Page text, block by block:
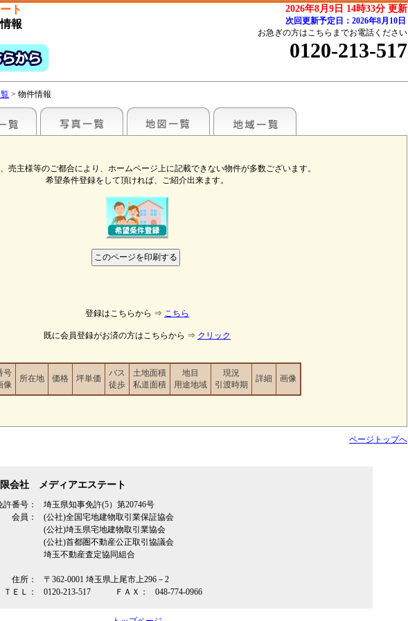
2026年8月9日 14時33分 更新
次回更新予定日：2026年8月10日
ト
報
お急ぎの方はこちらまでお電話ください
0120-213-517
> 物件情報
売主様等のご都合により、ホームページ上に記載できない物件が多数ございます。
希望条件登録をして頂ければ、ご紹介出来ます。
登録はこちらから ⇒ こちら
既に会員登録がお済の方はこちらから ⇒ クリック
号
像
所在地 価格 坪単価
バス
徒歩
土地面積
私道面積
地目
用途地域
現況
引渡時期
詳細 画像
ページトップへ
会社 メディアエステート
許番号：
埼玉県知事免許(5）第20746号
会員：
(公社)全国宅地建物取引業保証協会
(公社)埼玉県宅地建物取引業協会
(公社)首都圏不動産公正取引協議会
埼玉不動産査定協同組合
住所：
〒362‐0001 埼玉県上尾市上296－2
ＴＥＬ：
0120-213-517 ＦＡＸ： 048-774-0966